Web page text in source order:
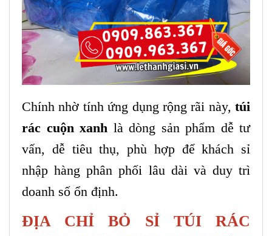
Chính nhờ tính ứng dụng rộng rãi này, túi
rác cuộn xanh là dòng sản phẩm dễ tư
vấn, dễ tiêu thụ, phù hợp để khách sỉ
nhập hàng phân phối lâu dài và duy trì
doanh số ổn định.
ĐỊA CHỈ BỎ SỈ TÚI RÁC